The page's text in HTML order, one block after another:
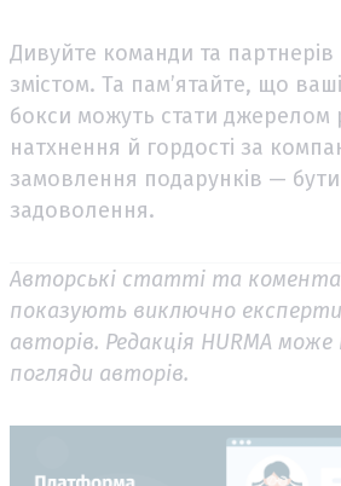
Дивуйте команди та партнерів
змістом. Та пам’ятайте, що
бокси можуть стати джерелом
натхнення й гордості за
замовлення подарунків —
задоволення.
Авторські статті та
показують виключно
авторів. Редакція HURMA
погляди авторів.